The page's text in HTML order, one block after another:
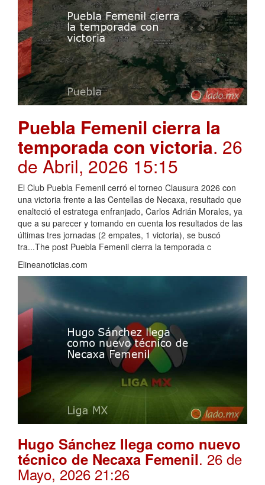
Puebla Femenil cierra la
temporada con victoria. 26
de Abril, 2026 15:15
El Club Puebla Femenil cerró el torneo Clausura 2026 con
una victoria frente a las Centellas de Necaxa, resultado que
enalteció el estratega enfranjado, Carlos Adrián Morales, ya
que a su parecer y tomando en cuenta los resultados de las
últimas tres jornadas (2 empates, 1 victoria), se buscó
tra...The post Puebla Femenil cierra la temporada c
Elineanoticias.com
Hugo Sánchez llega como nuevo
técnico de Necaxa Femenil. 26 de
Mayo, 2026 21:26